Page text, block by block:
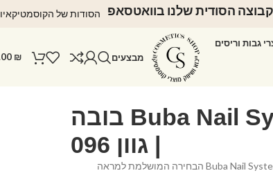
הסודית שלנו בוואטסאפ הסודות של
גבות וריסים
מבצעים ₪
לק ג'ל Buba Nail System בובה
| גוון 096
הכירי את לק הג'ל האיכותי של Buba Nail System הבחירה המושלמת למראה